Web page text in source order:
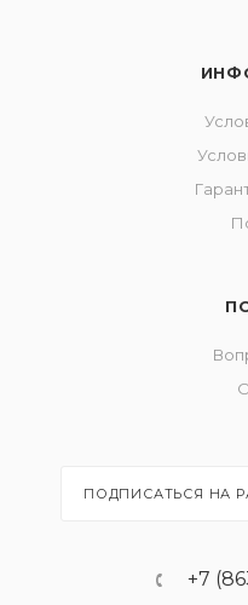
ПОДПИСАТЬСЯ НА
+7